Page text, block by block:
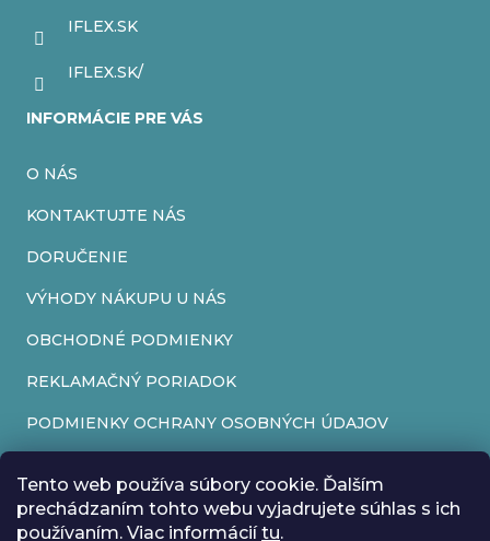
Tento web používa súbory cookie. Ďalším
prechádzaním tohto webu vyjadrujete súhlas s ich
používaním. Viac informáciítu.
IFLEX.SK
IFLEX.SK/
INFORMÁCIE PRE VÁS
O NÁS
KONTAKTUJTE NÁS
DORUČENIE
VÝHODY NÁKUPU U NÁS
OBCHODNÉ PODMIENKY
REKLAMAČNÝ PORIADOK
PODMIENKY OCHRANY OSOBNÝCH ÚDAJOV
REKLAMAČNÝ FORMULÁR